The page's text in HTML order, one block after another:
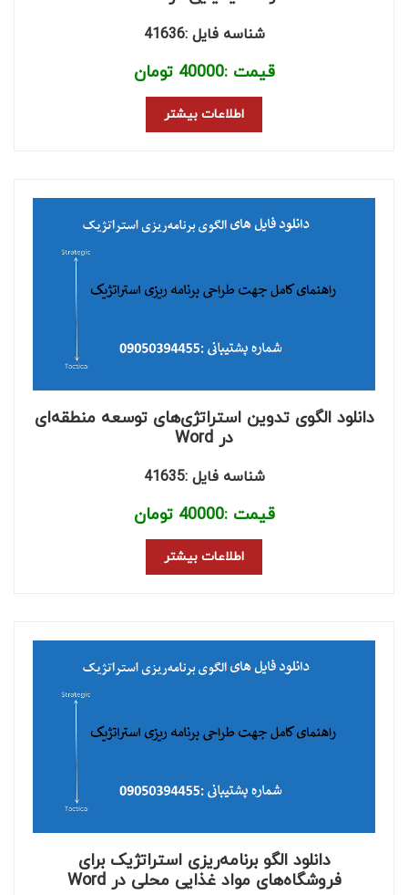
شناسه فایل :41636
قیمت :40000 تومان
اطلاعات بیشتر
دانلود الگوی تدوین استراتژی‌های توسعه منطقه‌ای
در Word
شناسه فایل :41635
قیمت :40000 تومان
اطلاعات بیشتر
دانلود الگو برنامه‌ریزی استراتژیک برای
فروشگاه‌های مواد غذایی محلی در Word